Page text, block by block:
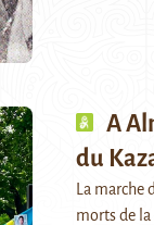
A
du
La
morts de